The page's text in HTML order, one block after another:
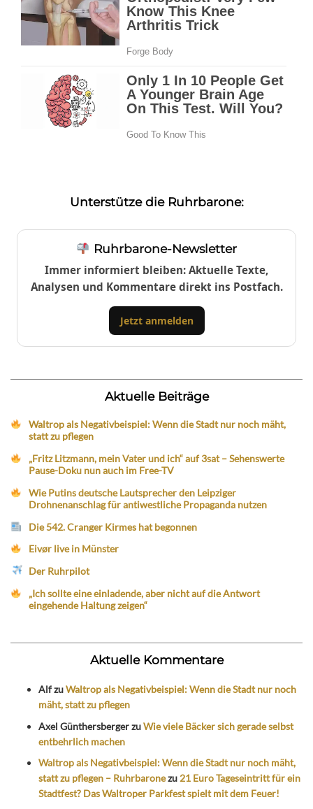
Unterstütze die Ruhrbarone:
Ruhrbarone-Newsletter
Immer informiert bleiben: Aktuelle Texte,
Analysen und Kommentare direkt ins Postfach.
Jetzt anmelden
Aktuelle Beiträge
Waltrop als Negativbeispiel: Wenn die Stadt nur noch mäht,
statt zu pflegen
„Fritz Litzmann, mein Vater und ich“ auf 3sat – Sehenswerte
Pause-Doku nun auch im Free-TV
Wie Putins deutsche Lautsprecher den Leipziger
Drohnenanschlag für antiwestliche Propaganda nutzen
Die 542. Cranger Kirmes hat begonnen
Eivør live in Münster
Der Ruhrpilot
„Ich sollte eine einladende, aber nicht auf die Antwort
eingehende Haltung zeigen“
Aktuelle Kommentare
AlfzuWaltrop als Negativbeispiel: Wenn die Stadt nur noch
mäht, statt zu pflegen
Axel GünthersbergerzuWie viele Bäcker sich gerade selbst
entbehrlich machen
Waltrop als Negativbeispiel: Wenn die Stadt nur noch mäht,
statt zu pflegen – Ruhrbaronezu21 Euro Tageseintritt für ein
Stadtfest? Das Waltroper Parkfest spielt mit dem Feuer!